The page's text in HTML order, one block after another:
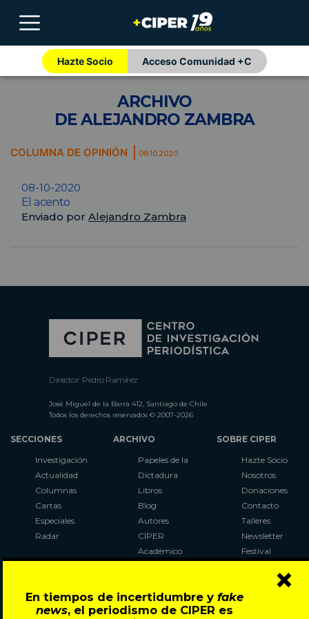
En tiempos de incertidumbre y fake
news, el periodismo de CIPER es
×
Hazte Socio Acceso Comunidad +C
ARCHIVO
DE ALEJANDRO ZAMBRA
COLUMNA DE OPINIÓN 08.10.2020
08-10-2020
El acento
Enviado por Alejandro Zambra
Director: Pedro Ramírez
José Miguel de la Barra 412, Santiago de Chile
Todos los derechos reservados © 2007-2026
SECCIONES
Investigación
Actualidad
Columnas
Cartas
Especiales
Radar
ARCHIVO
Papeles de la
Dictadura
Libros
Blog
Autores
CIPER
Académico
Al Plebiscito
con CIPER
SOBRE CIPER
Hazte Socio
Nosotros
Donaciones
Contacto
Talleres
Newsletter
Festival